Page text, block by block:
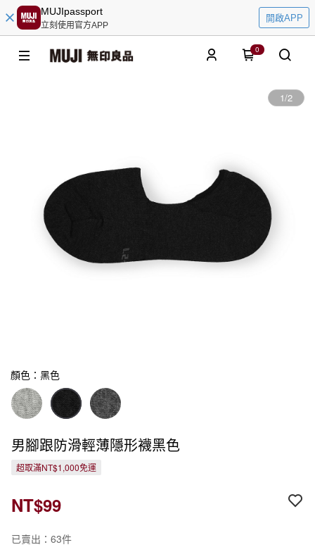
MUJIpassport
立刻使用官方APP
開啟APP
0
1/2
顏色：黑色
男腳跟防滑輕薄隱形襪黑色
超取滿NT$1,000免運
NT$99
已賣出：63件